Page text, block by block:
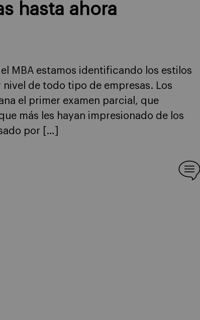
hasta ahora
MBA estamos identificando los estilos
de todo tipo de empresas. Los
el primer examen parcial, que
más les hayan impresionado de los
por […]